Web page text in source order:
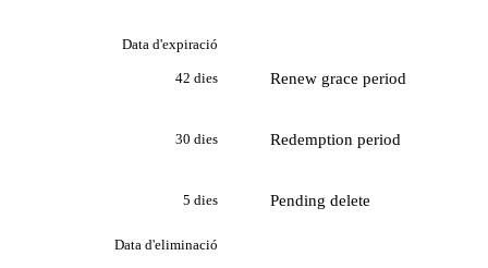
Data d'expiració
42 dies Renew grace period
30 dies Redemption period
5 dies Pending delete
Data d'eliminació